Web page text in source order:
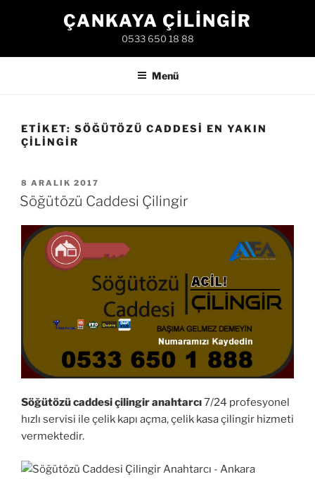
ÇANKAYA ÇILINGIR
0533 650 18 88
Menü
ETIKET: SÖĞÜTÖZÜ CADDESI EN YAKIN
ÇILINGIR
YAYIM
TARIHI
8 ARALIK 2017
Söğütözü Caddesi Çilingir
Söğütözü caddesi çilingir anahtarcı7/24 profesyonel
hızlı servisi ile çelik kapı açma, çelik kasa çilingir hizmeti
vermektedir.